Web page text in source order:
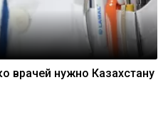
врачей нужно Казахстану